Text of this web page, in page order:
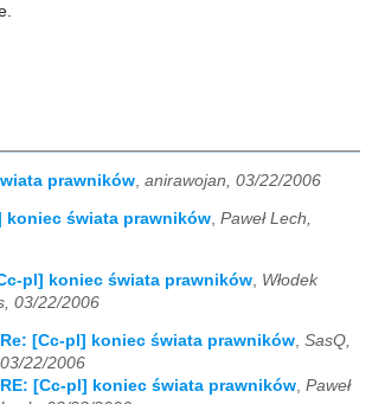
prawników anirawojan, 03/22/2006
koniec świata prawników, Paweł Lech,
pl] koniec świata prawników Włodek
03/22/2006
Re: [Cc-pl] koniec świata prawników, SasQ,
03/22/2006
RE: [Cc-pl] koniec świata prawników, Paweł